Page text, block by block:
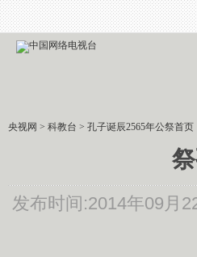
央视网 > 科教台 > 孔子诞辰2565年公祭首页
发布时间:2014年09月